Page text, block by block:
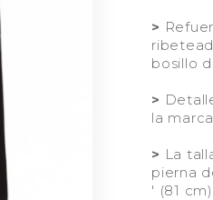
>
bosillo
>
la
> La
pierna
' (81